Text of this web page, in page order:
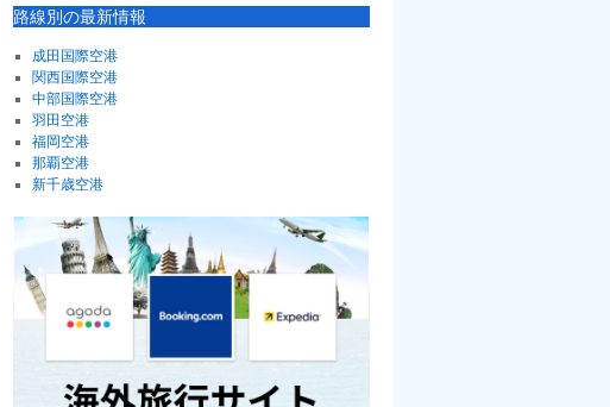
路線別の最新情報
成田国際空港
関西国際空港
中部国際空港
羽田空港
福岡空港
那覇空港
新千歳空港